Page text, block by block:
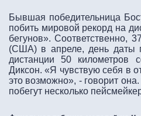
Бывшая победительница
побить мировой рекорд на
бегунов». Соответственно,
(США) в апреле, день даты
дистанции 50 километров
Диксон. «Я чувствую себя в
это возможно», - говорит
побегут несколько